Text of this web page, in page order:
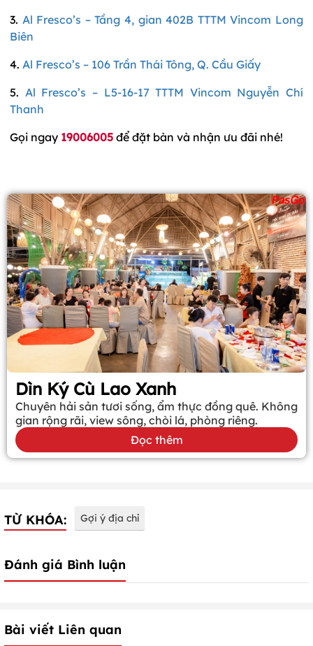
3. Al Fresco’s – Tầng 4, gian 402B TTTM Vincom Long
Biên
4. Al Fresco’s – 106 Trần Thái Tông, Q. Cầu Giấy
5. Al Fresco’s – L5-16-17 TTTM Vincom Nguyễn Chí
Thanh
Gọi ngay 19006005 để đặt bàn và nhận ưu đãi nhé!
Dìn Ký Cù Lao Xanh
Chuyên hải sản tươi sống, ẩm thực đồng quê. Không
gian rộng rãi, view sông, chòi lá, phòng riêng.
Đọc thêm
TỪ KHÓA: Gợi ý địa chỉ
Đánh giá Bình luận
Bài viết Liên quan